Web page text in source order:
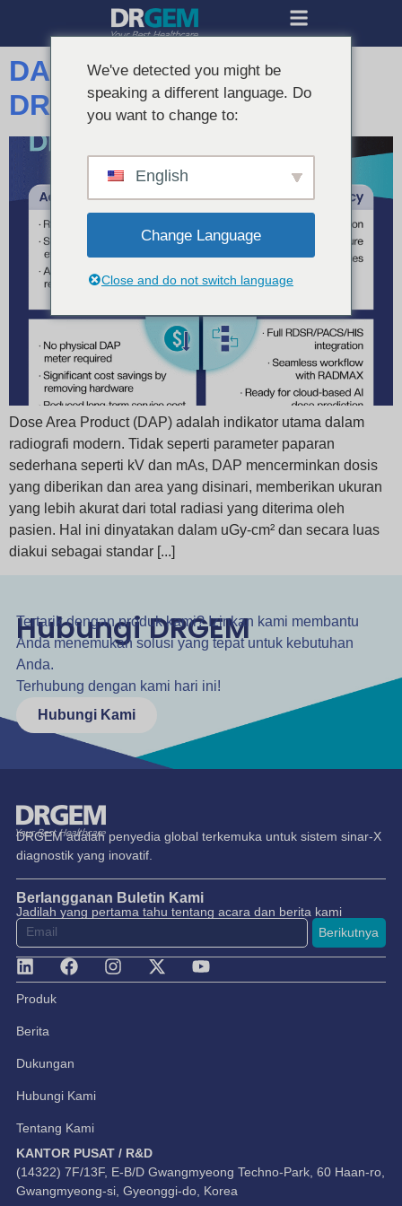
DAP Perangkat Lunak
DRGEM
Dose Area Product (DAP) adalah indikator utama dalam
radiografi modern. Tidak seperti parameter paparan
sederhana seperti kV dan mAs, DAP mencerminkan dosis
yang diberikan dan area yang disinari, memberikan ukuran
yang lebih akurat dari total radiasi yang diterima oleh
pasien. Hal ini dinyatakan dalam uGy-cm² dan secara luas
diakui sebagai standar [...]
Hubungi DRGEM
Tertarik dengan produk kami? Izinkan kami membantu
Anda menemukan solusi yang tepat untuk kebutuhan
Anda.
Terhubung dengan kami hari ini!
Hubungi Kami
DRGEM adalah penyedia global terkemuka untuk sistem sinar-X
diagnostik yang inovatif.
Berlangganan Buletin Kami
Jadilah yang pertama tahu tentang acara dan berita kami
Berikutnya
Produk
Berita
Dukungan
Hubungi Kami
Tentang Kami
KANTOR PUSAT / R&D
(14322) 7F/13F, E-B/D Gwangmyeong Techno-Park, 60 Haan-ro,
Gwangmyeong-si, Gyeonggi-do, Korea
We've detected you might be
speaking a different language. Do
you want to change to:
English
Change Language
Close and do not switch language